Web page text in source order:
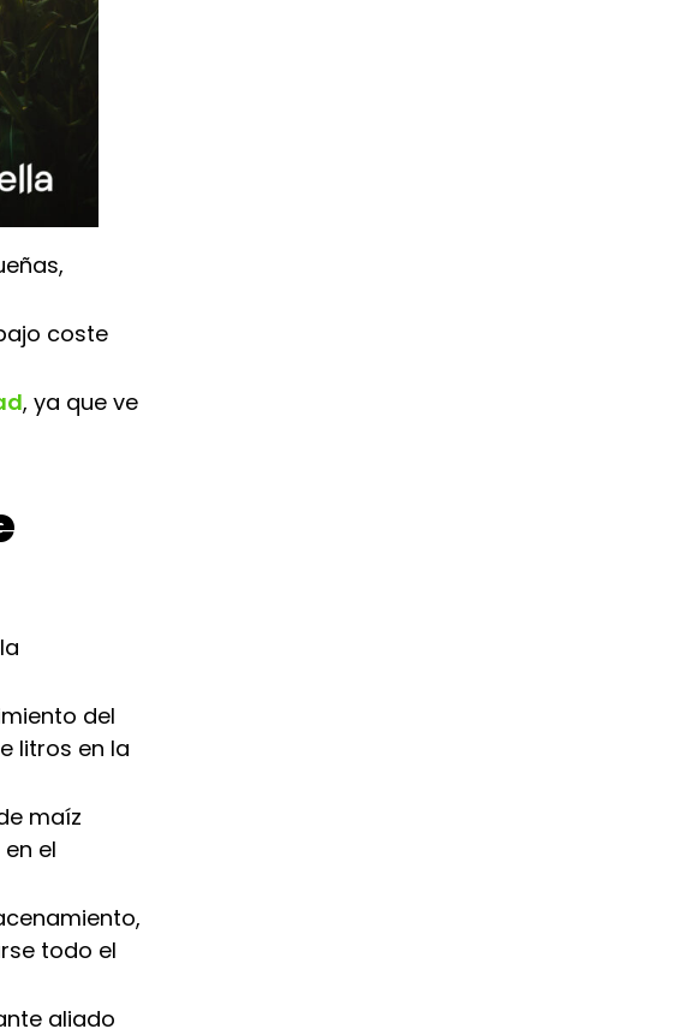
coste
, ya que ve
del
litros en la
maíz
el
todo el
aliado